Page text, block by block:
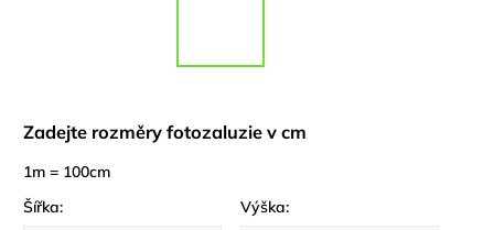
Zadejte rozměry fotozaluzie v cm
1m = 100cm
Šířka:
Výška: